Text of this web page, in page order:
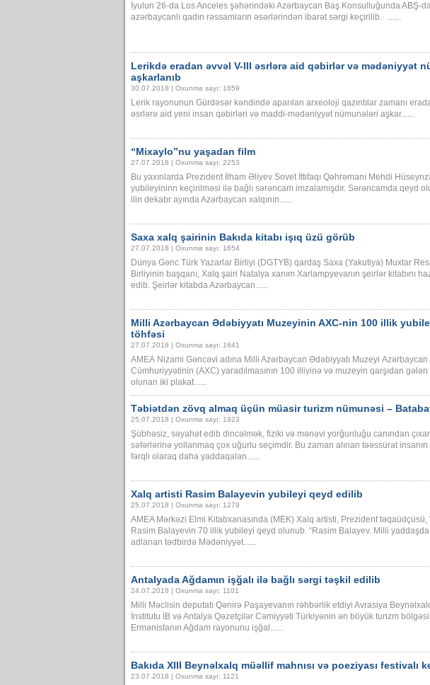
İyulun 26-da Los Anceles şəhərindəki Azərbaycan Baş Konsulluğunda ABŞ-
azərbaycanlı qadın rəssamların əsərlərindən ibarət sərgi keçirilib. ......
Lerikdə eradan əvvəl V-III əsrlərə aid qəbirlər və mədəniyyət
aşkarlanıb
30.07.2018 | Oxunma sayı: 1659
Lerik rayonunun Gürdəsər kəndində aparılan arxeoloji qazıntılar zamanı
əsrlərə aid yeni insan qəbirləri və maddi-mədəniyyət nümunələri aşkar......
“Mixaylo”nu yaşadan film
27.07.2018 | Oxunma sayı: 2253
Bu yaxınlarda Prezident İlham Əliyev Sovet İttifaqı Qəhrəmanı Mehdi
yubileyininn keçirilməsi ilə bağlı sərəncam imzalamışdır. Sərəncamda qeyd
ilin dekabr ayında Azərbaycan xalqının......
Saxa xalq şairinin Bakıda kitabı işıq üzü görüb
27.07.2018 | Oxunma sayı: 1654
Dünya Gənc Türk Yazarlar Birliyi (DGTYB) qardaş Saxa (Yakutiya) Muxtar
Birliyinin başqanı, Xalq şairi Natalya xanım Xarlampyevanın şeirlər kitabını
edib. Şeirlər kitabda Azərbaycan......
Milli Azərbaycan Ədəbiyyatı Muzeyinin AXC-nin 100 illik
töhfəsi
27.07.2018 | Oxunma sayı: 1641
AMEA Nizami Gəncəvi adına Milli Azərbaycan Ədəbiyyatı Muzeyi Azərbaycan
Cümhuriyyətinin (AXC) yaradılmasının 100 illiyinə və muzeyin qarşıdan
olunan iki plakat......
Təbiətdən zövq almaq üçün müasir turizm nümunəsi –
25.07.2018 | Oxunma sayı: 1923
Şübhəsiz, səyahət edib dincəlmək, fiziki və mənəvi yorğunluğu canından
səfərlərinə yollanmaq çox uğurlu seçimdir. Bu zaman alınan təəssürat insanın
fərqli olaraq daha yaddaqalan......
Xalq artisti Rasim Balayevin yubileyi qeyd edilib
25.07.2018 | Oxunma sayı: 1279
AMEA Mərkəzi Elmi Kitabxanasında (MEK) Xalq artisti, Prezident təqaüdçüsü,
Rasim Balayevin 70 illik yubileyi qeyd olunub. “Rasim Balayev. Milli yaddaşda
adlanan tədbirdə Mədəniyyət......
Antalyada Ağdamın işğalı ilə bağlı sərgi təşkil edilib
24.07.2018 | Oxunma sayı: 1101
Milli Məclisin deputatı Qənirə Paşayevanın rəhbərlik etdiyi Avrasiya
İnstitutu İB və Antalya Qəzetçilər Cəmiyyəti Türkiyənin ən böyük turizm
Ermənistanın Ağdam rayonunu işğal......
Bakıda XIII Beynəlxalq müəllif mahnısı və poeziyası festivalı
23.07.2018 | Oxunma sayı: 1121